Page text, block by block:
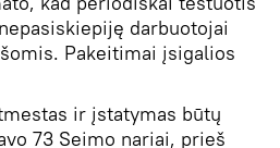
darbuotojai
Pakeitimai įsigalios
ir įstatymas būtų
73 Seimo nariai, prieš